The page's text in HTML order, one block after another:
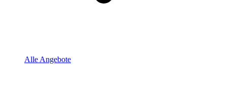
Alle Angebote